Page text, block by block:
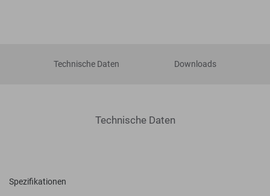
Technische Daten Downloads
Technische Daten
Spezifikationen